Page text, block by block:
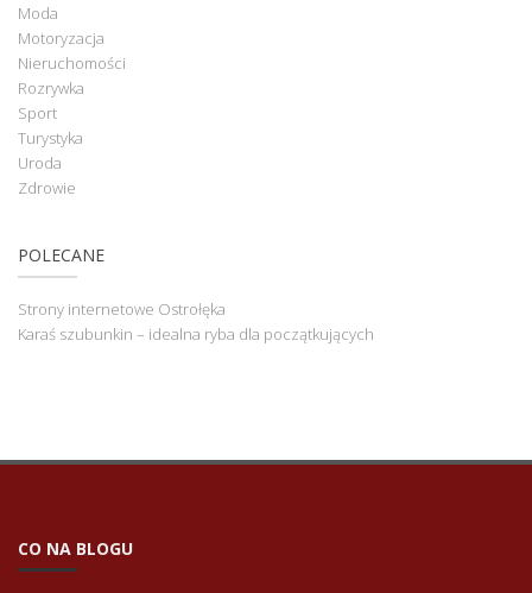
Moda
Motoryzacja
Nieruchomości
Rozrywka
Sport
Turystyka
Uroda
Zdrowie
POLECANE
Strony internetowe Ostrołęka
Karaś szubunkin – idealna ryba dla początkujących
CO NA BLOGU